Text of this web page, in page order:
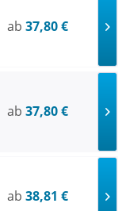
ab 37,80 €
ab 37,80 €
ab 38,81 €